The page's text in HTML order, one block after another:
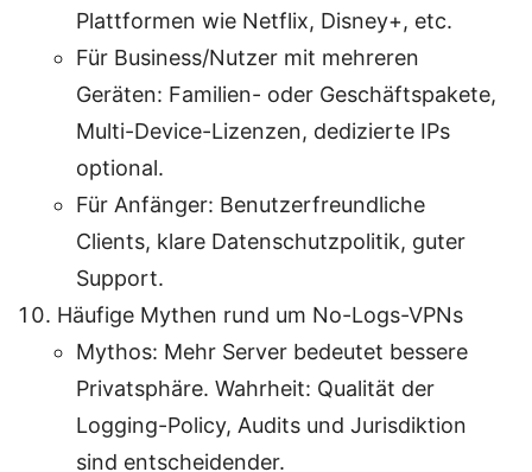
Plattformen wie Netflix, Disney+, etc.
Für Business/Nutzer mit mehreren
Geräten: Familien- oder Geschäftspakete,
Multi-Device-Lizenzen, dedizierte IPs
optional.
Für Anfänger: Benutzerfreundliche
Clients, klare Datenschutzpolitik, guter
Support.
Häufige Mythen rund um No-Logs-VPNs
Mythos: Mehr Server bedeutet bessere
Privatsphäre. Wahrheit: Qualität der
Logging-Policy, Audits und Jurisdiktion
sind entscheidender.